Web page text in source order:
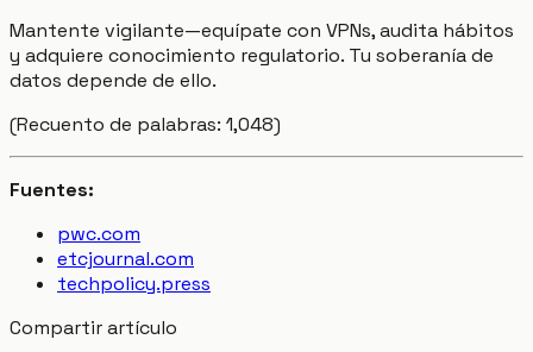
Mantente vigilante—equípate con VPNs, audita hábitos
y adquiere conocimiento regulatorio. Tu soberanía de
datos depende de ello.
(Recuento de palabras: 1,048)
Fuentes:
pwc.com
etcjournal.com
techpolicy.press
Compartir artículo